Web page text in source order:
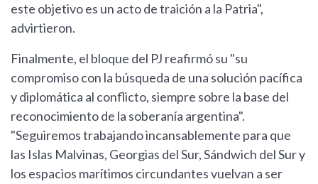
este objetivo es un acto de traición a la Patria",
advirtieron.
Finalmente, el bloque del PJ reafirmó su "su
compromiso con la búsqueda de una solución pacífica
y diplomática al conflicto, siempre sobre la base del
reconocimiento de la soberanía argentina".
"Seguiremos trabajando incansablemente para que
las Islas Malvinas, Georgias del Sur, Sándwich del Sur y
los espacios marítimos circundantes vuelvan a ser